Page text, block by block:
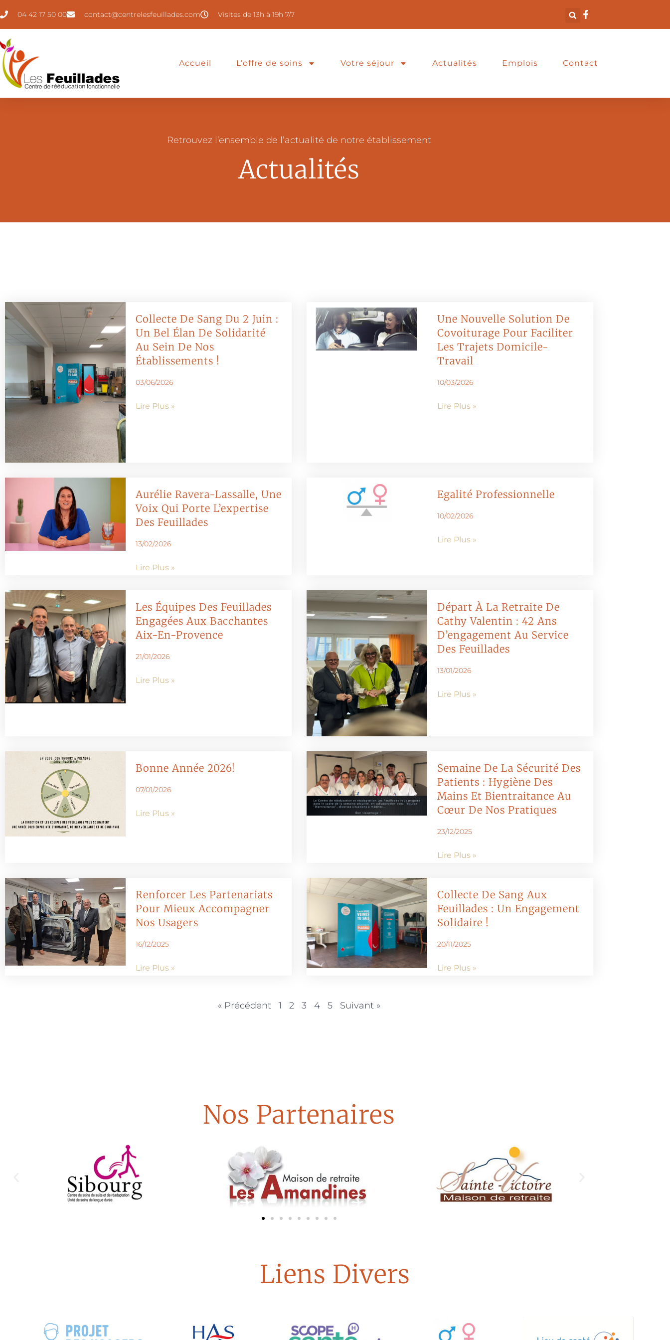
04 42 17 50 00 contact@centrelesfeuillades.com Visites de 13h à 19h 7/7
Accueil L’offre de soins Votre séjour Actualités Emplois Contact
Retrouvez l’ensemble de l’actualité de notre établissement
Actualités
Collecte De Sang Du 2 Juin :
Un Bel Élan De Solidarité
Au Sein De Nos
Établissements !
03/06/2026
Lire Plus »
Une Nouvelle Solution De
Covoiturage Pour Faciliter
Les Trajets Domicile-
Travail
10/03/2026
Lire Plus »
Aurélie Ravera-Lassalle, Une
Voix Qui Porte L’expertise
Des Feuillades
13/02/2026
Lire Plus »
Egalité Professionnelle
10/02/2026
Lire Plus »
Les Équipes Des Feuillades
Engagées Aux Bacchantes
Aix-En-Provence
21/01/2026
Lire Plus »
Départ À La Retraite De
Cathy Valentin : 42 Ans
D’engagement Au Service
Des Feuillades
13/01/2026
Lire Plus »
Bonne Année 2026!
07/01/2026
Lire Plus »
Semaine De La Sécurité Des
Patients : Hygiène Des
Mains Et Bientraitance Au
Cœur De Nos Pratiques
23/12/2025
Lire Plus »
Renforcer Les Partenariats
Pour Mieux Accompagner
Nos Usagers
16/12/2025
Lire Plus »
Collecte De Sang Aux
Feuillades : Un Engagement
Solidaire !
20/11/2025
Lire Plus »
« Précédent 1 2 3 4 5 Suivant »
Nos Partenaires
Liens Divers